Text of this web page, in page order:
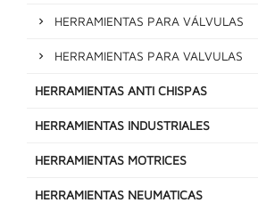
HERRAMIENTAS PARA VÁLVULAS
HERRAMIENTAS PARA VALVULAS
HERRAMIENTAS ANTI CHISPAS
HERRAMIENTAS INDUSTRIALES
HERRAMIENTAS MOTRICES
HERRAMIENTAS NEUMATICAS